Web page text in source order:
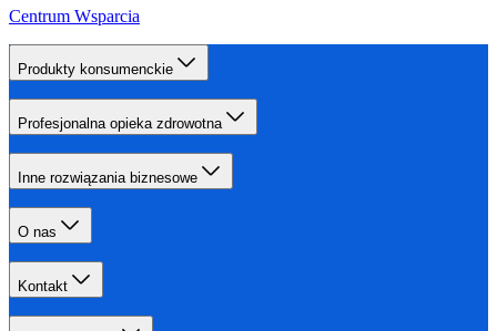
Centrum Wsparcia
Produkty konsumenckie
Profesjonalna opieka zdrowotna
Inne rozwiązania biznesowe
O nas
Kontakt